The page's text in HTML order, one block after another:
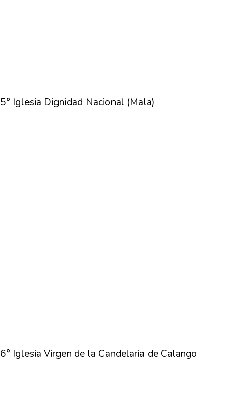
5° Iglesia Dignidad Nacional (Mala)
6° Iglesia Virgen de la Candelaria de Calango